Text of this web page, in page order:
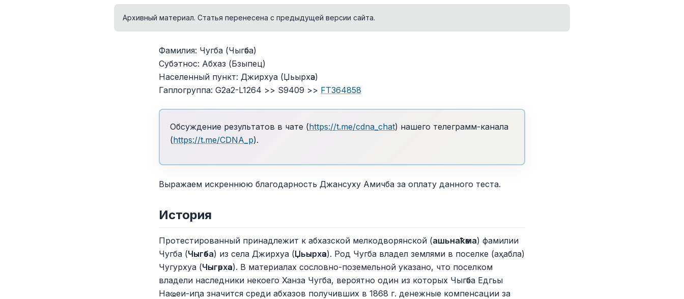
Архивный материал. Статья перенесена с предыдущей версии сайта.
Фамилия: Чугба (Чыгәба)
Субэтнос: Абхаз (Бзыпец)
Населенный пункт: Джирхуа (Џьырхәа)
Гаплогруппа: G2a2-L1264 >> S9409 >> FT364858
Обсуждение результатов в чате (https://t.me/cdna_chat) нашего телеграмм-канала
(https://t.me/CDNA_p).
Выражаем искреннюю благодарность Джансуху Амичба за оплату данного теста.
История
Протестированный принадлежит к абхазской мелкодворянской (ашьнаҟәма) фамилии
Чугба (Чыгәба) из села Джирхуа (Џьырхәа). Род Чугба владел землями в поселке (аҳабла)
Чугурхуа (Чыгәрхәа). В материалах сословно-поземельной указано, что поселком
владели наследники некоего Ханза Чугба, вероятно один из которых Чыгәба Едгьы
Наҩеи-иԥа значится среди абхазов получивших в 1868 г. денежные компенсации за